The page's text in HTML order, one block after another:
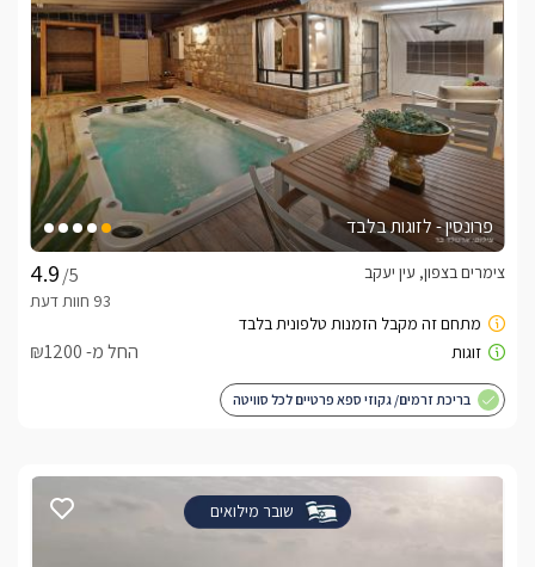
פרונסין - לזוגות בלבד
/5
צימרים בצפון, עין יעקב
החל מ- ₪1200
בריכת זרמים/ גקוזי ספא פרטיים לכל סוויטה
שובר מילואים